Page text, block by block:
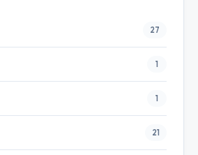
27
1
1
21